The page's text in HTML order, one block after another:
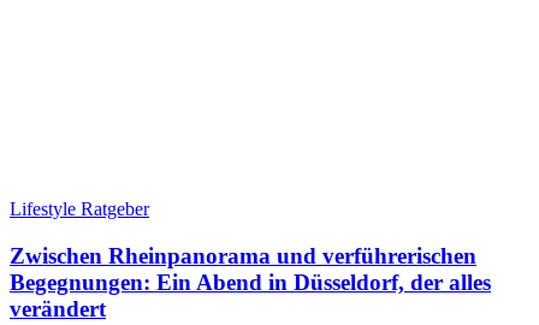
Lifestyle Ratgeber
Zwischen Rheinpanorama und verführerischen
Begegnungen: Ein Abend in Düsseldorf, der alles
verändert